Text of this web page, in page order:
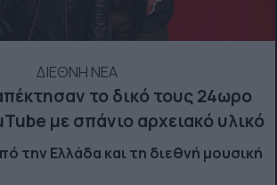
ΔΙΕΘΝΗ ΝΕΑ
το δικό τους 24ωρο
με σπάνιο αρχειακό υλικό
την Ελλάδα και τη διεθνή μουσική